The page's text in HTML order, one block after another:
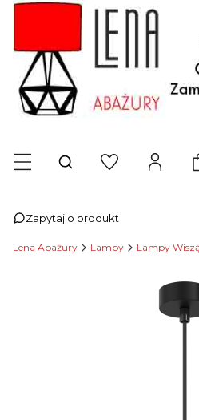
Otwórz wyszukiwarkę
Zapytaj o produkt
Lena Abażury Lampy Lampy